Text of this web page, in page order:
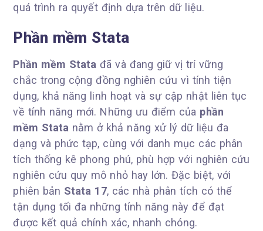
quá trình ra quyết định dựa trên dữ liệu.
Phần mềm Stata
Phần mềm Stata đã và đang giữ vị trí vững
chắc trong cộng đồng nghiên cứu vì tính tiện
dụng, khả năng linh hoạt và sự cập nhật liên tục
về tính năng mới. Những ưu điểm của phần
mềm Stata nằm ở khả năng xử lý dữ liệu đa
dạng và phức tạp, cùng với danh mục các phân
tích thống kê phong phú, phù hợp với nghiên cứu
nghiên cứu quy mô nhỏ hay lớn. Đặc biệt, với
phiên bản Stata 17, các nhà phân tích có thể
tận dụng tối đa những tính năng này để đạt
được kết quả chính xác, nhanh chóng.